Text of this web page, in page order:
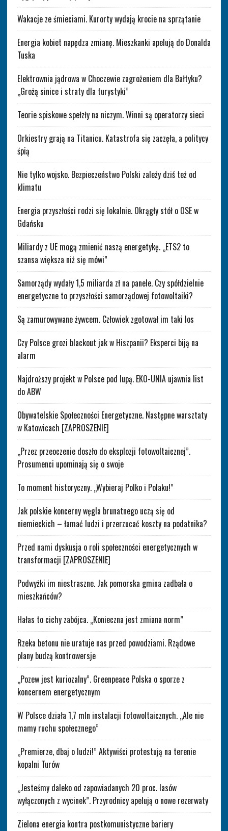
Wakacje ze śmieciami. Kurorty wydają krocie na sprzątanie
Energia kobiet napędza zmianę. Mieszkanki apelują do Donalda
Tuska
Elektrownia jądrowa w Choczewie zagrożeniem dla Bałtyku?
„Grożą sinice i straty dla turystyki”
Teorie spiskowe spełzły na niczym. Winni są operatorzy sieci
Orkiestry grają na Titanicu. Katastrofa się zaczęła, a politycy
śpią
Nie tylko wojsko. Bezpieczeństwo Polski zależy dziś też od
klimatu
Energia przyszłości rodzi się lokalnie. Okrągły stół o OSE w
Gdańsku
Miliardy z UE mogą zmienić naszą energetykę. „ETS2 to
szansa większa niż się mówi”
Samorządy wydały 1,5 miliarda zł na panele. Czy spółdzielnie
energetyczne to przyszłości samorządowej fotowoltaiki?
Są zamurowywane żywcem. Człowiek zgotował im taki los
Czy Polsce grozi blackout jak w Hiszpanii? Eksperci biją na
alarm
Najdroższy projekt w Polsce pod lupą. EKO-UNIA ujawnia list
do ABW
Obywatelskie Społeczności Energetyczne. Następne warsztaty
w Katowicach [ZAPROSZENIE]
„Przez przeoczenie doszło do eksplozji fotowoltaicznej”.
Prosumenci upominają się o swoje
To moment historyczny. „Wybieraj Polko i Polaku!”
Jak polskie koncerny węgla brunatnego uczą się od
niemieckich – łamać ludzi i przerzucać koszty na podatnika?
Przed nami dyskusja o roli społeczności energetycznych w
transformacji [ZAPROSZENIE]
Podwyżki im niestraszne. Jak pomorska gmina zadbała o
mieszkańców?
Hałas to cichy zabójca. „Konieczna jest zmiana norm”
Rzeka betonu nie uratuje nas przed powodziami. Rządowe
plany budzą kontrowersje
„Pozew jest kuriozalny”. Greenpeace Polska o sporze z
koncernem energetycznym
W Polsce działa 1,7 mln instalacji fotowoltaicznych. „Ale nie
mamy ruchu społecznego”
„Premierze, dbaj o ludzi!” Aktywiści protestują na terenie
kopalni Turów
„Jesteśmy daleko od zapowiadanych 20 proc. lasów
wyłączonych z wycinek”. Przyrodnicy apelują o nowe rezerwaty
Zielona energia kontra postkomunistyczne bariery